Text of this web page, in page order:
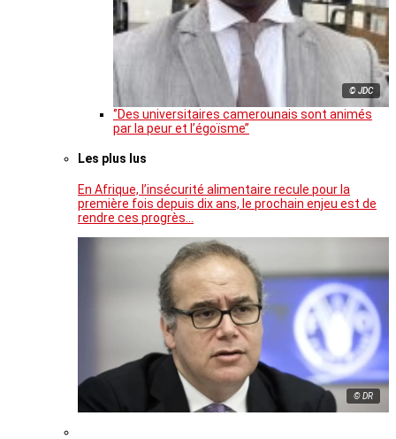
© JDC
‘’Des universitaires camerounais sont animés
par la peur et l’égoïsme’’
Les plus lus
En Afrique, l’insécurité alimentaire recule pour la
première fois depuis dix ans, le prochain enjeu est de
rendre ces progrès…
© DR